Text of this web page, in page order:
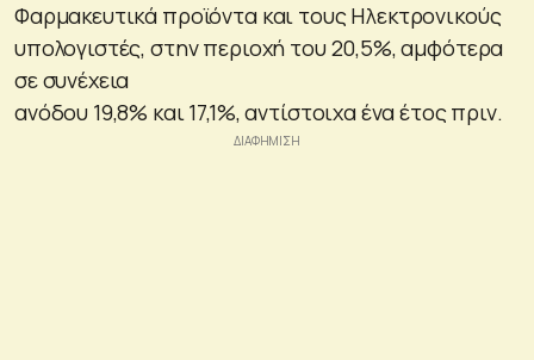
Φαρμακευτικά προϊόντα και τους Ηλεκτρονικούς
υπολογιστές, στην περιοχή του 20,5%, αμφότερα
σε συνέχεια
ανόδου 19,8% και 17,1%, αντίστοιχα ένα έτος πριν.